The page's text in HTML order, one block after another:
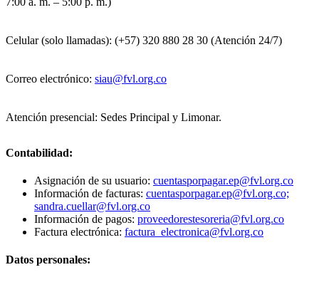
Celular (solo llamadas): (+57) 320 880 28 30 (Atención 24/7)
Correo electrónico: siau@fvl.org.co
Atención presencial: Sedes Principal y Limonar.
Contabilidad:
Asignación de su usuario: cuentasporpagar.ep@fvl.org.co
Información de facturas: cuentasporpagar.ep@fvl.org.co;
sandra.cuellar@fvl.org.co
Información de pagos: proveedorestesoreria@fvl.org.co
Factura electrónica: factura_electronica@fvl.org.co
Datos personales: